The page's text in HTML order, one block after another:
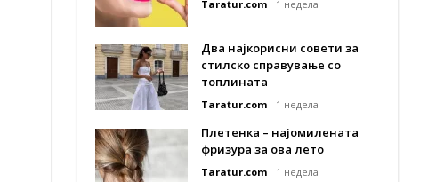
Taratur.com 1 недела
Два најкорисни совети за
стилско справување со
топлината
Taratur.com 1 недела
Плетенка – најомилената
фризура за ова лето
Taratur.com 1 недела